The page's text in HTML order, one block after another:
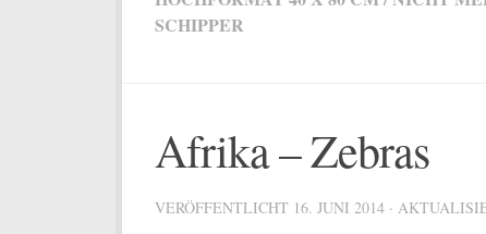
SCHIPPER
Afrika – Zebras
VERÖFFENTLICHT 16. JUNI 2014 ·